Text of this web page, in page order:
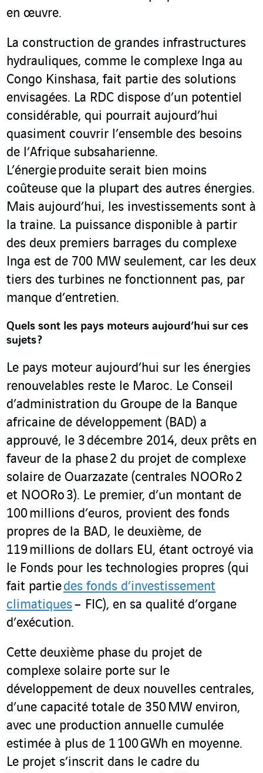
en œuvre.
La construction de grandes infrastructures
hydrauliques, comme le complexe Inga au
Congo Kinshasa, fait partie des solutions
envisagées. La RDC dispose d’un potentiel
considérable, qui pourrait aujourd’hui
quasiment couvrir l’ensemble des besoins
de l’Afrique subsaharienne.
L’énergie produite serait bien moins
coûteuse que la plupart des autres énergies.
Mais aujourd’hui, les investissements sont à
la traine. La puissance disponible à partir
des deux premiers barrages du complexe
Inga est de 700 MW seulement, car les deux
tiers des turbines ne fonctionnent pas, par
manque d’entretien.
Quels sont les pays moteurs aujourd’hui sur ces
sujets ?
Le pays moteur aujourd’hui sur les énergies
renouvelables reste le Maroc. Le Conseil
d’administration du Groupe de la Banque
africaine de développement (BAD) a
approuvé, le 3 décembre 2014, deux prêts en
faveur de la phase 2 du projet de complexe
solaire de Ouarzazate (centrales NOORo 2
et NOORo 3). Le premier, d’un montant de
100 millions d’euros, provient des fonds
propres de la BAD, le deuxième, de
119 millions de dollars EU, étant octroyé via
le Fonds pour les technologies propres (qui
fait partiedes fonds d’investissement
climatiques– FIC), en sa qualité d’organe
d’exécution.
Cette deuxième phase du projet de
complexe solaire porte sur le
développement de deux nouvelles centrales,
d’une capacité totale de 350 MW environ,
avec une production annuelle cumulée
estimée à plus de 1 100 GWh en moyenne.
Le projet s’inscrit dans le cadre du